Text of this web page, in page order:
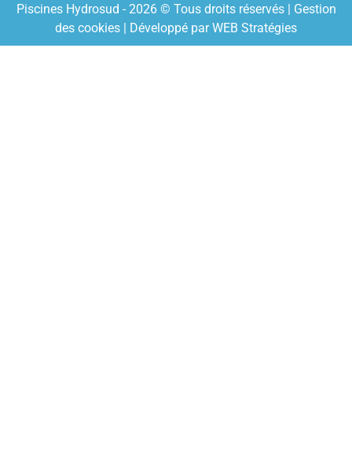
Piscines Hydrosud - 2026 © Tous droits réservés | Gestion
des cookies | Développé parWEB Stratégies